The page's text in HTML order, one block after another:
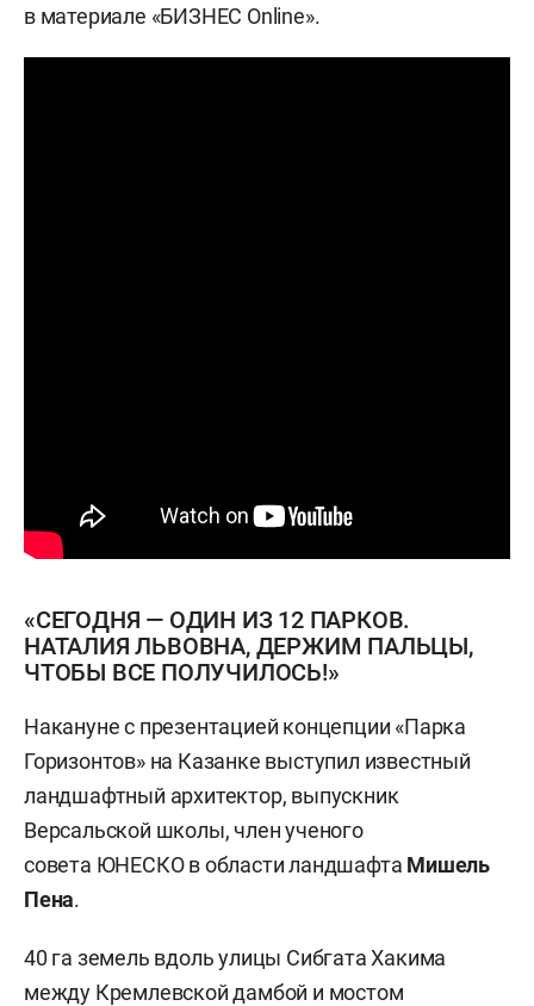
в материале «БИЗНЕС Online».
«СЕГОДНЯ — ОДИН ИЗ 12 ПАРКОВ.
НАТАЛИЯ ЛЬВОВНА, ДЕРЖИМ ПАЛЬЦЫ,
ЧТОБЫ ВСЕ ПОЛУЧИЛОСЬ!»
Накануне с презентацией концепции «Парка
Горизонтов» на Казанке выступил известный
ландшафтный архитектор, выпускник
Версальской школы, член ученого
совета ЮНЕСКО в области ландшафта Мишель
Пена.
40 га земель вдоль улицы Сибгата Хакима
между Кремлевской дамбой и мостом